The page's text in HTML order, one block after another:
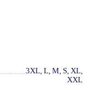
3XL, L, M, S, XL,
XXL